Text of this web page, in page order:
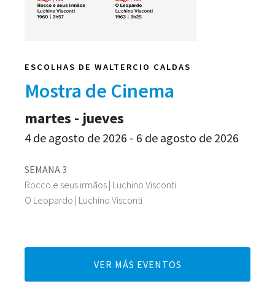
ESCOLHAS DE WALTERCIO CALDAS
Mostra de Cinema
SEMANA 3
Rocco e seus irmãos | Luchino Visconti
O Leopardo | Luchino Visconti
martes - jueves
4 de agosto de 2026 - 6 de agosto de 2026
VER MÁS EVENTOS